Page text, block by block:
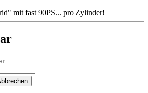
mit fast 90PS... pro Zylinder!